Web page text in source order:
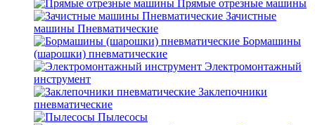
Прямые отрезные машины
Зачистные
машины Пневматические
Бормашины
(шарошки) пневматические
Электромонтажный
инструмент
Заклепочники
пневматические
Пылесосы